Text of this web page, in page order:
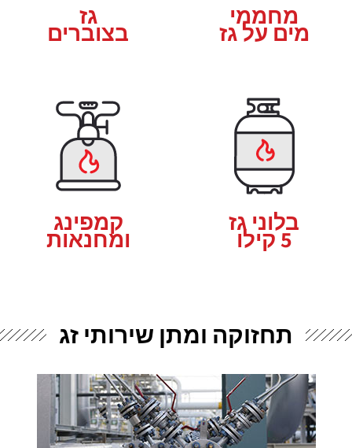
מחממי
מים על גז
גז
בצוברים
בלוני גז
5 קילו
קמפינג
ומחנאות
תחזוקה ומתן שירותי זג